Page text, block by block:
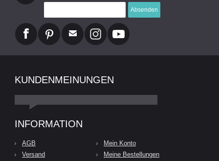
Absenden
KUNDENMEINUNGEN
INFORMATION
AGB
Versand
Mein Konto
Meine Bestellungen